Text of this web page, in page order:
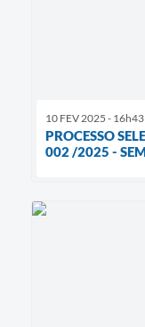
10 FEV 2025 - 16h43
PROCESSO
002 /2025 -